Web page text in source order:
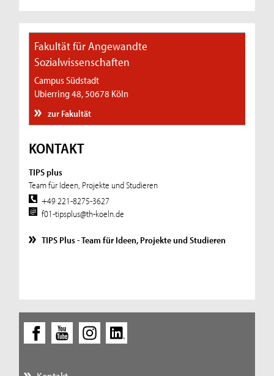
Fakultät für Angewandte
Sozialwissenschaften
Campus Südstadt
Ubierring 48, 50678 Köln
zur Fakultät
KONTAKT
TIPS plus
Team für Ideen, Projekte und Studieren
+49 221-8275-3627
f01-tipsplus@th-koeln.de
TIPS Plus - Team für Ideen, Projekte und Studieren